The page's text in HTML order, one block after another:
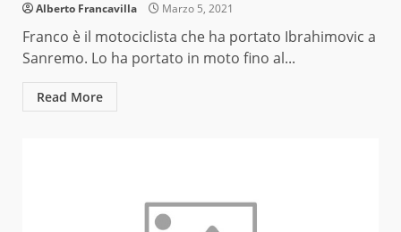
Alberto Francavilla Marzo 5, 2021
Franco è il motociclista che ha portato Ibrahimovic a
Sanremo. Lo ha portato in moto fino al...
Read More